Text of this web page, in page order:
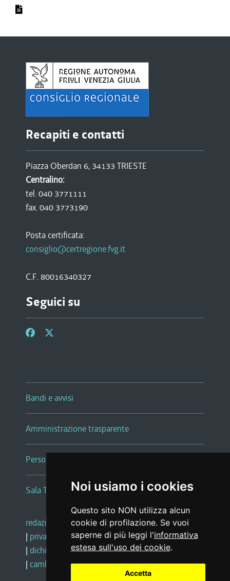
Noi usiamo i cookies
Questo sito NON utilizza alcun
cookie di profilazione. Se vuoi
saperne di più leggi l'informativa
estesa sull'uso dei cookie.
Accetta
Recapiti e contatti
Piazza Oberdan 6, 34133 TRIESTE
Centralino:
tel. 040 3771111
fax. 040 3773190
Posta certificata:
consiglio@certregione.fvg.it
C.F. 80016340327
Seguici su
Bandi e avvisi
Amministrazione trasparente
Persone e Uffici
Sala Tiziano Tessitori
redazione web |note legali |glossario
| privacy
social media policy
| dichiarazione di accessibilità |feedback
| cambio preferenze cookie